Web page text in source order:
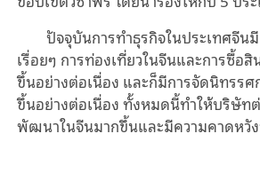
ปัจจุบันการทำธุรกิจในประเทศจีน
เรื่อยๆ การท่องเที่ยวในจีนและการซื้อ
ขึ้นอย่างต่อเนื่อง และก็มีการจัดนิทรรศ
ขึ้นอย่างต่อเนื่อง ทั้งหมดนี้ทำให้บริษัท
พัฒนาในจีนมากขึ้นและมีความคาดหวั